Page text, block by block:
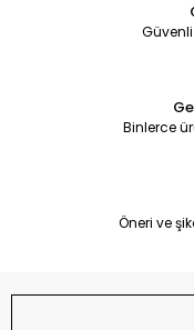
Binlerce
Öneri ve